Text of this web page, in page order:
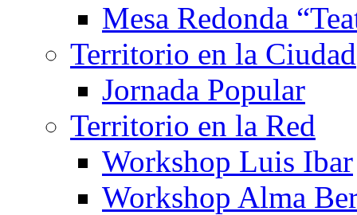
Mesa Redonda
Territorio en la Ciudad
Jornada Popular
Territorio en la Red
Workshop Luis Ibar
Workshop Alma